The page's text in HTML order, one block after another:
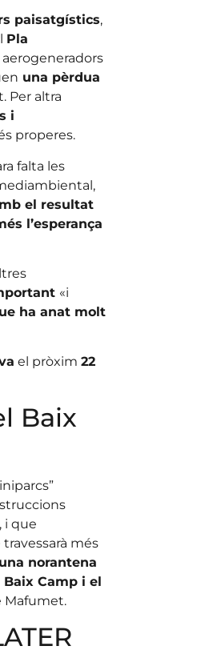
paisatgístics,
Pla
una pèrdua
Per altra
i
properes.
falta les
el resultat
l’esperança
«i
ha anat molt
el pròxim 22
Baix
, i que
travessarà més
una norantena
Camp i el
Mafumet.